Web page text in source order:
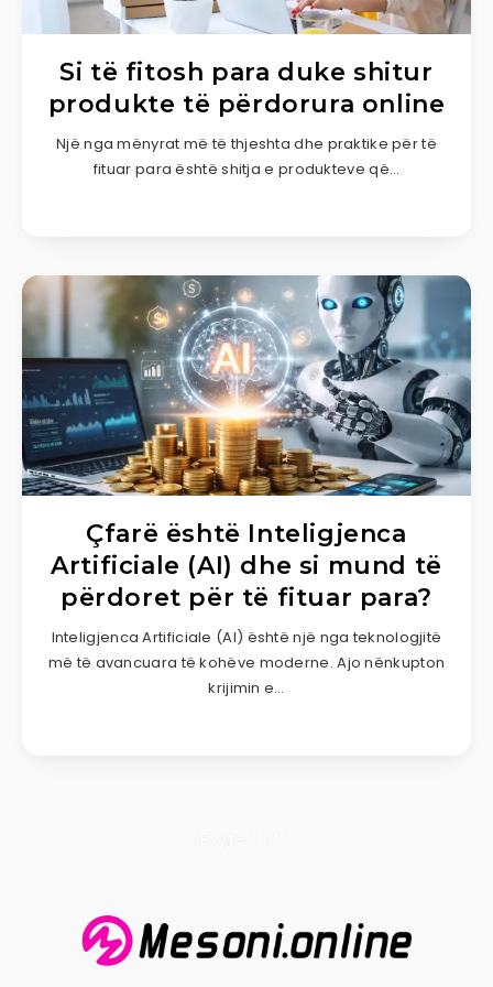
Si të fitosh para duke shitur
produkte të përdorura online
Një nga mënyrat më të thjeshta dhe praktike për të
fituar para është shitja e produkteve që…
Çfarë është Inteligjenca
Artificiale (AI) dhe si mund të
përdoret për të fituar para?
Inteligjenca Artificiale (AI) është një nga teknologjitë
më të avancuara të kohëve moderne. Ajo nënkupton
krijimin e…